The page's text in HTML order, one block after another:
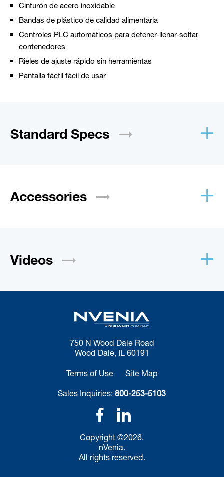
Cinturón de acero inoxidable
Bandas de plástico de calidad alimentaria
Controles PLC automáticos para detener-llenar-soltar
contenedores
Rieles de ajuste rápido sin herramientas
Pantalla táctil fácil de usar
Standard Specs
Accessories
Videos
750 N Wood Dale Road
Wood Dale, IL 60191
Terms of Use Site Map
Sales Inquiries: 800-253-5103
Copyright ©2026.
nVenia.
All rights reserved.